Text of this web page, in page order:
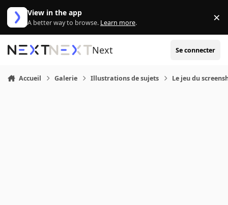
Aller au contenu
View in the app
A better way to browse. Learn more. ×
Next Se connecter
Accueil Galerie Illustrations de sujets Le jeu du